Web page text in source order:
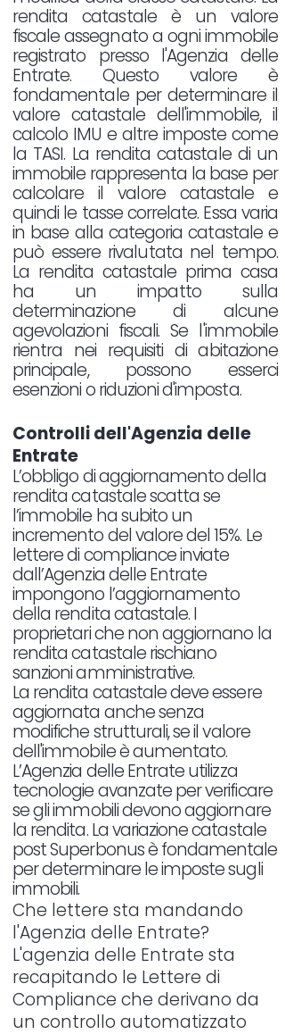
rendita catastale è un valore
fiscale assegnato a ogni immobile
registrato presso l'Agenzia delle
Entrate. Questo valore è
fondamentale per determinare il
valore catastale dell'immobile, il
calcolo IMU e altre imposte come
la TASI. La rendita catastale di un
immobile rappresenta la base per
calcolare il valore catastale e
quindi le tasse correlate. Essa varia
in base alla categoria catastale e
può essere rivalutata nel tempo.
La rendita catastale prima casa
ha un impatto sulla
determinazione di alcune
agevolazioni fiscali. Se l'immobile
rientra nei requisiti di abitazione
principale, possono esserci
esenzioni o riduzioni d'imposta.
Controlli dell'Agenzia delle
Entrate
L’obbligo di aggiornamento della
rendita catastale scatta se
l’immobile ha subito un
incremento del valore del 15%. Le
lettere di compliance inviate
dall’Agenzia delle Entrate
impongono l’aggiornamento
della rendita catastale. I
proprietari che non aggiornano la
rendita catastale rischiano
sanzioni amministrative.
La rendita catastale deve essere
aggiornata anche senza
modifiche strutturali, se il valore
dell'immobile è aumentato.
L’Agenzia delle Entrate utilizza
tecnologie avanzate per verificare
se gli immobili devono aggiornare
la rendita. La variazione catastale
post Superbonus è fondamentale
per determinare le imposte sugli
immobili.
Che lettere sta mandando
l'Agenzia delle Entrate?
L'agenzia delle Entrate sta
recapitando le Lettere di
Compliance che derivano da
un controllo automatizzato